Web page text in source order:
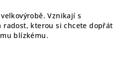
Vznikají s
kterou si chcete dopřát
blízkému.